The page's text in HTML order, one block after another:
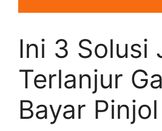
Ini 3 Solusi
Terlanjur
Bayar Pinjol